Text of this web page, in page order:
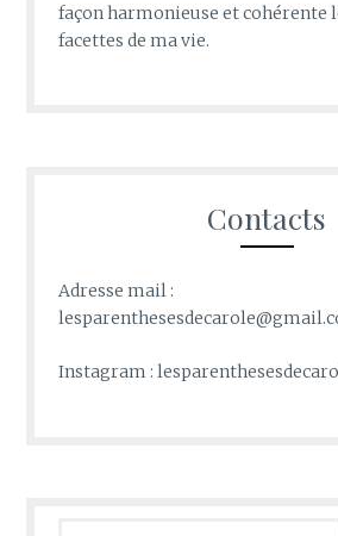
façon harmonieuse et cohérente
facettes de ma vie.
Contacts
Adresse mail :
Instagram :